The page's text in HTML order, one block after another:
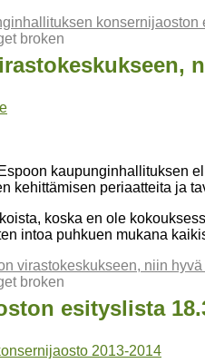
konsernijaoston
broken
kaupunginhallituksen
kehittämisen periaatteita ja
koska en ole
intoa puhkuen mukana
virastokeskukseen, niin
broken
esityslista
2013-2014